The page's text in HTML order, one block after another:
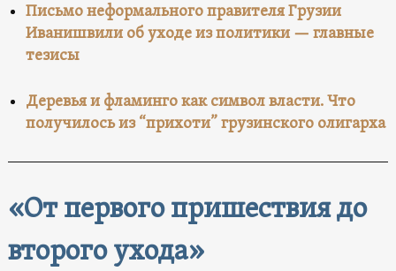
Письмо неформального правителя Грузии
Иванишвили об уходе из политики — главные
тезисы
Деревья и фламинго как символ власти. Что
получилось из “прихоти” грузинского олигарха
«От первого пришествия до
второго ухода»